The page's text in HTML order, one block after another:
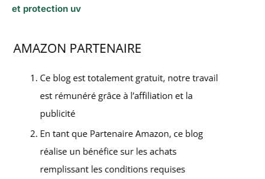
et protection uv